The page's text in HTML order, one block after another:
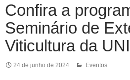
Confira a
Seminário de
Viticultura da
24 de junho de 2024 Eventos